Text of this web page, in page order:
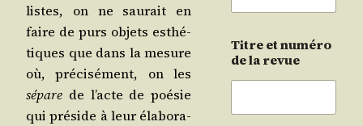
listes, on ne sau­rait en
faire de purs objets esthé­
tiques que dans la mesure
où, pré­ci­sé­ment, on les
sépare de l’acte de poé­sie
qui pré­side à leur éla­bo­ra­
Titre et numéro
de la revue